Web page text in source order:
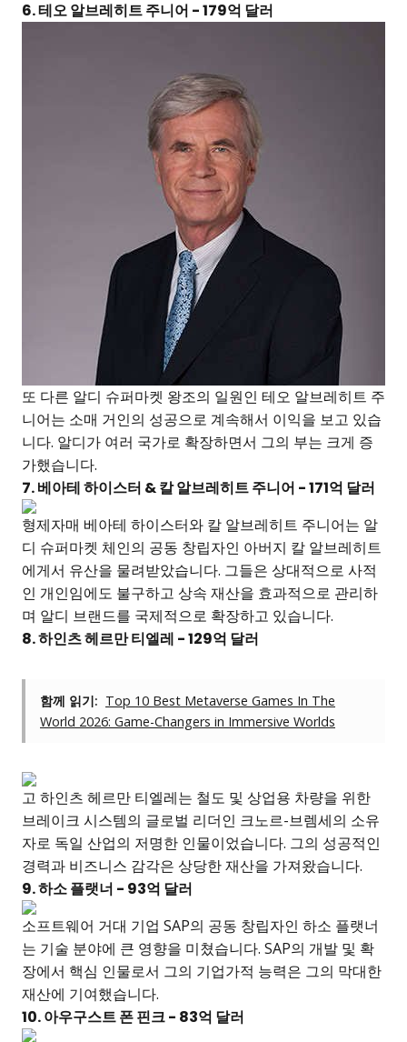
6. 테오 알브레히트 주니어 - 179억 달러
또 다른 알디 슈퍼마켓 왕조의 일원인 테오 알브레히트 주
니어는 소매 거인의 성공으로 계속해서 이익을 보고 있습
니다. 알디가 여러 국가로 확장하면서 그의 부는 크게 증
가했습니다.
7. 베아테 하이스터 & 칼 알브레히트 주니어 - 171억 달러
형제자매 베아테 하이스터와 칼 알브레히트 주니어는 알
디 슈퍼마켓 체인의 공동 창립자인 아버지 칼 알브레히트
에게서 유산을 물려받았습니다. 그들은 상대적으로 사적
인 개인임에도 불구하고 상속 재산을 효과적으로 관리하
며 알디 브랜드를 국제적으로 확장하고 있습니다.
8. 하인츠 헤르만 티엘레 - 129억 달러
함께 읽기: Top 10 Best Metaverse Games In The
World 2026: Game-Changers in Immersive Worlds
고 하인츠 헤르만 티엘레는 철도 및 상업용 차량을 위한
브레이크 시스템의 글로벌 리더인 크노르-브렘세의 소유
자로 독일 산업의 저명한 인물이었습니다. 그의 성공적인
경력과 비즈니스 감각은 상당한 재산을 가져왔습니다.
9. 하소 플랫너 - 93억 달러
소프트웨어 거대 기업 SAP의 공동 창립자인 하소 플랫너
는 기술 분야에 큰 영향을 미쳤습니다. SAP의 개발 및 확
장에서 핵심 인물로서 그의 기업가적 능력은 그의 막대한
재산에 기여했습니다.
10. 아우구스트 폰 핀크 - 83억 달러